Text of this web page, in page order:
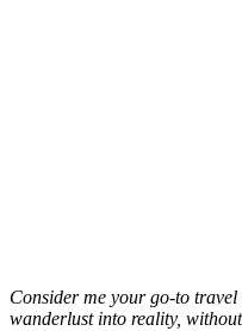
Consider me your go-to
wanderlust into reality,